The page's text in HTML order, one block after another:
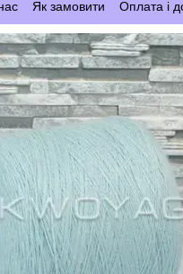
Як замовити Оплата і